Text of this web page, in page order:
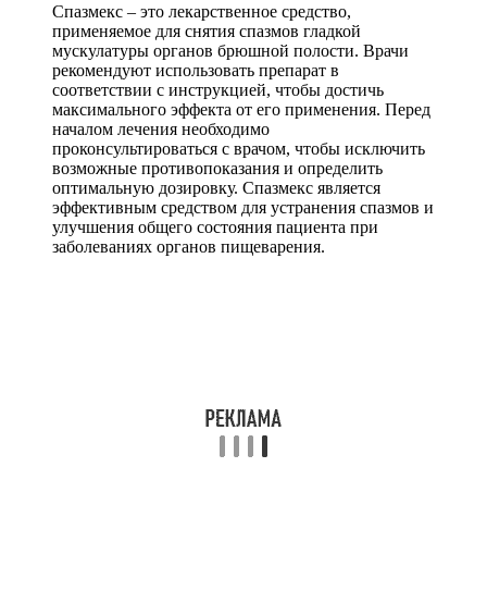
Спазмекс – это лекарственное средство,
применяемое для снятия спазмов гладкой
мускулатуры органов брюшной полости. Врачи
рекомендуют использовать препарат в
соответствии с инструкцией, чтобы достичь
максимального эффекта от его применения. Перед
началом лечения необходимо
проконсультироваться с врачом, чтобы исключить
возможные противопоказания и определить
оптимальную дозировку. Спазмекс является
эффективным средством для устранения спазмов и
улучшения общего состояния пациента при
заболеваниях органов пищеварения.